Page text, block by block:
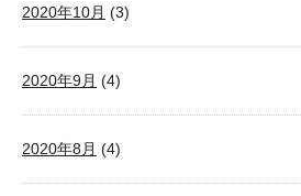
2020年10月 (3)
2020年9月 (4)
2020年8月 (4)